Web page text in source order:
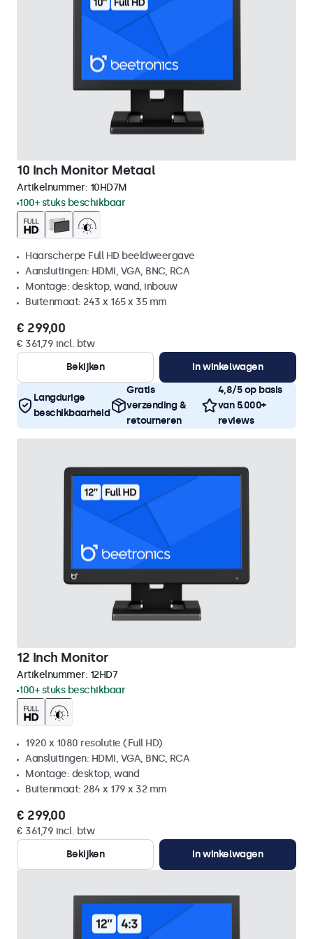
10 Inch Monitor Metaal
Artikelnummer: 10HD7M
100+ stuks beschikbaar
Haarscherpe Full HD beeldweergave
Aansluitingen: HDMI, VGA, BNC, RCA
Montage: desktop, wand, inbouw
Buitenmaat: 243 x 165 x 35 mm
€ 299,00
€ 361,79 incl. btw
Bekijken
In winkelwagen
Langdurige
beschikbaarheid
Gratis
verzending &
retourneren
4,8/5 op basis
van 5.000+
reviews
12 Inch Monitor
Artikelnummer: 12HD7
100+ stuks beschikbaar
1920 x 1080 resolutie (Full HD)
Aansluitingen: HDMI, VGA, BNC, RCA
Montage: desktop, wand
Buitenmaat: 284 x 179 x 32 mm
€ 299,00
€ 361,79 incl. btw
Bekijken
In winkelwagen